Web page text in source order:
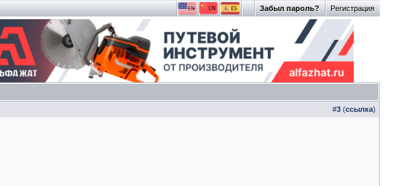
Регистрация
Забыл пароль?
#3 (ссылка)